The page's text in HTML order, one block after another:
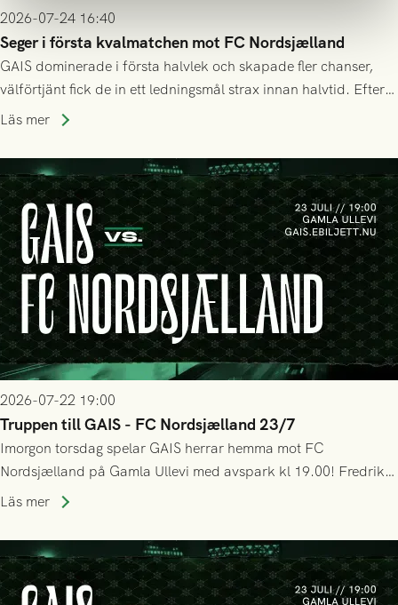
2026-07-24 16:40
Seger i första kvalmatchen mot FC Nordsjælland
GAIS dominerade i första halvlek och skapade fler chanser,
välförtjänt fick de in ett ledningsmål strax innan halvtid. Efter
halvtidsvilan sjönk tempot när Nordsjälland tilläts ha mer av
seger! Matchfoto: Mikael Josefsson & Lasse Ekström
Läs mer
2026-07-22 19:00
Truppen till GAIS - FC Nordsjælland 23/7
Imorgon torsdag spelar GAIS herrar hemma mot FC
Nordsjælland på Gamla Ullevi med avspark kl 19.00! Fredrik
Holmberg och ledarstaben har tagit ut följande trupp till
Läs mer